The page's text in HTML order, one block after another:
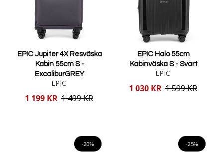
EPIC Jupiter 4X Resväska
Kabin 55cm S -
ExcaliburGREY
EPIC
Reducerat
1 199 KR 1 499 KR
EPIC Halo 55cm
Kabinväska S - Svart
EPIC
Reducerat
1 030 KR 1 599 KR
-20% -25%